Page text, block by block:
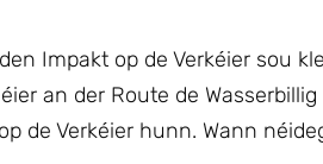
Impakt op de Verkéier sou
an der Route de
de Verkéier hunn. Wann